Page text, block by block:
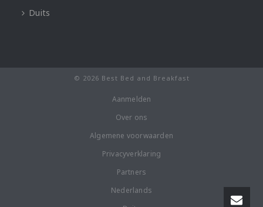
Duits
© 2026 Best Bed and Breakfast
Aanmelden
Over ons
Algemene voorwaarden
Privacyverklaring
Partners
Nederlands